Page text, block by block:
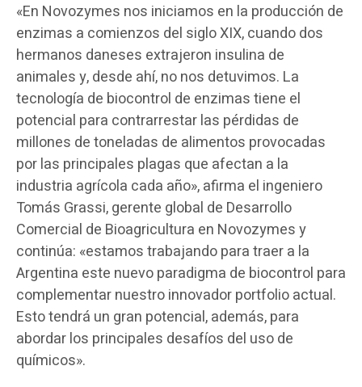
«En Novozymes nos iniciamos en la producción de
enzimas a comienzos del siglo XIX, cuando dos
hermanos daneses extrajeron insulina de
animales y, desde ahí, no nos detuvimos. La
tecnología de biocontrol de enzimas tiene el
potencial para contrarrestar las pérdidas de
millones de toneladas de alimentos provocadas
por las principales plagas que afectan a la
industria agrícola cada año», afirma el ingeniero
Tomás Grassi, gerente global de Desarrollo
Comercial de Bioagricultura en Novozymes y
continúa: «estamos trabajando para traer a la
Argentina este nuevo paradigma de biocontrol para
complementar nuestro innovador portfolio actual.
Esto tendrá un gran potencial, además, para
abordar los principales desafíos del uso de
químicos».